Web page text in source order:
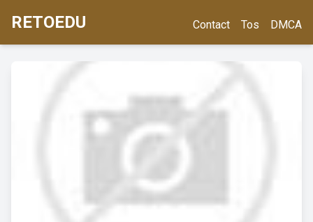
RETOEDU Contact Tos DMCA